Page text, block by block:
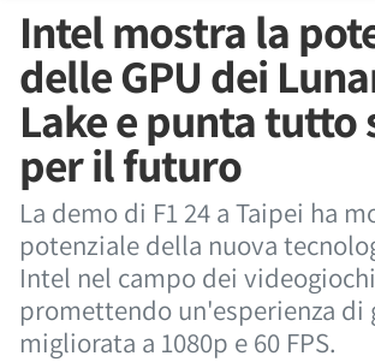
Intel mostra la
delle GPU dei
Lake e punta tutto
per il futuro
La demo di F1 24 a Taipei ha
potenziale della nuova
Intel nel campo dei
promettendo un'esperienza di
migliorata a 1080p e 60 FPS.